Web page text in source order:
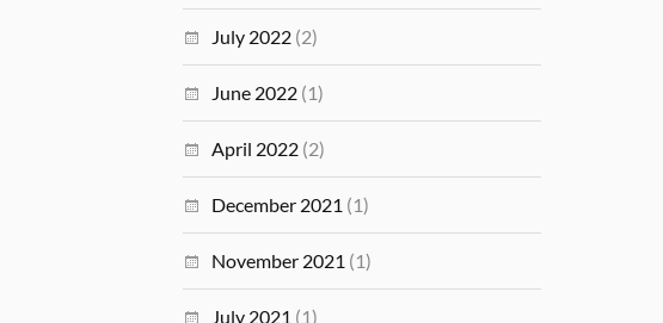
July 2022 (2)
June 2022 (1)
April 2022 (2)
December 2021 (1)
November 2021 (1)
July 2021 (1)